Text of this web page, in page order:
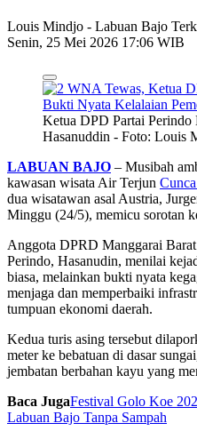
Louis Mindjo - Labuan Bajo
Senin, 25 Mei 2026 17:06 WIB
Ketua DPD Partai Perindo
Hasanuddin - Foto: Louis
LABUAN BAJO – Musibah
kawasan wisata Air Terjun
dua wisatawan asal Austria,
Minggu (24/5), memicu sorotan
Anggota DPRD Manggarai
Perindo, Hasanudin, menilai
biasa, melainkan bukti nyata
menjaga dan memperbaiki
tumpuan ekonomi daerah.
Kedua turis asing tersebut
meter ke bebatuan di dasar
jembatan berbahan kayu yang
Baca JugaFestival Golo Koe
Labuan Bajo Tanpa Sampah